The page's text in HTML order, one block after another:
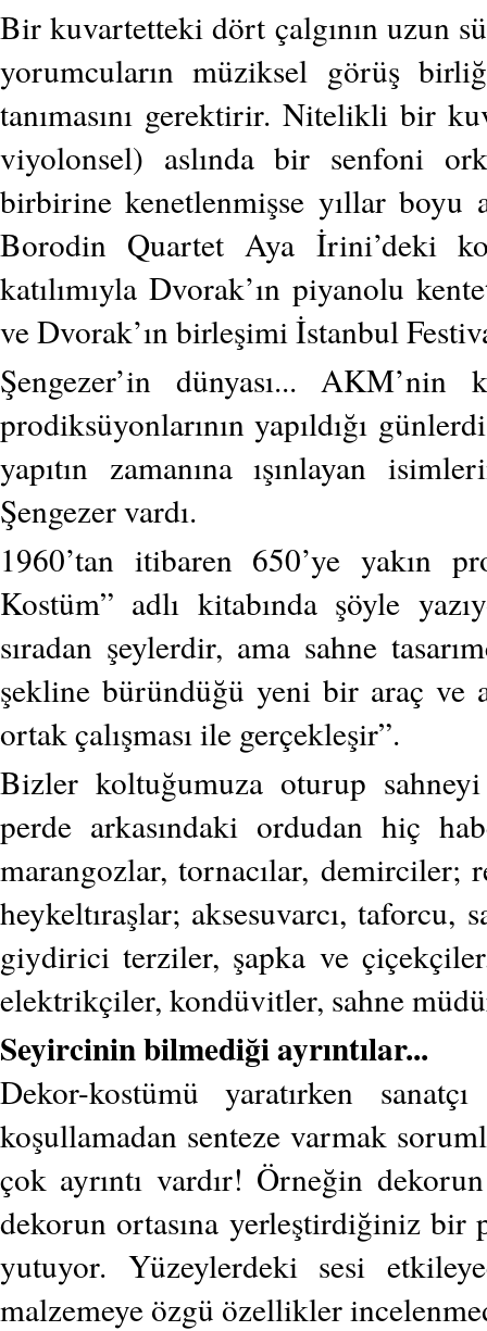
Bir kuvartetteki dört çalgının uzun
yorumcuların müziksel görüş
tanımasını gerektirir. Nitelikli bir
viyolonsel) aslında bir senfoni
birbirine kenetlenmişse yıllar boyu
Borodin Quartet Aya İrini’deki
katılımıyla Dvorak’ın piyanolu
ve Dvorak’ın birleşimi İstanbul
Şengezer’in dünyası...
prodiksüyonlarının yapıldığı
yapıtın zamanına ışınlayan
Şengezer vardı.
1960’tan itibaren 650’ye yakın
Kostüm” adlı kitabında şöyle
sıradan şeylerdir, ama sahne
şekline büründüğü yeni bir araç ve
ortak çalışması ile gerçekleşir”.
Bizler koltuğumuza oturup
perde arkasındaki ordudan hiç
marangozlar, tornacılar, demirciler;
heykeltıraşlar; aksesuvarcı, taforcu,
giydirici terziler, şapka ve
elektrikçiler, kondüvitler, sahne
Seyircinin bilmediği ayrıntılar...
Dekor-kostümü yaratırken
koşullamadan senteze varmak
çok ayrıntı vardır! Örneğin
dekorun ortasına yerleştirdiğiniz bir
yutuyor. Yüzeylerdeki sesi
malzemeye özgü özellikler